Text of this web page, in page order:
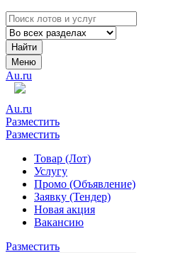
Найти
Меню
Au.ru
Au.ru
Разместить
Разместить
Товар (Лот)
Услугу
Промо (Объявление)
Заявку (Тендер)
Новая акция
Вакансию
Разместить